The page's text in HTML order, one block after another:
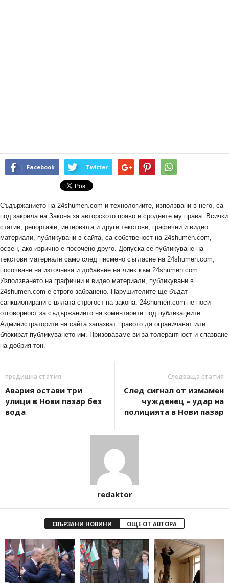
Facebook Twitter
Съдържанието на 24shumen.com и технологиите, използвани в него, са
под закрила на Закона за авторското право и сродните му права. Всички
статии, репортажи, интервюта и други текстови, графични и видео
материали, публикувани в сайта, са собственост на 24shumen.com,
освен, ако изрично е посочено друго. Допуска се публикуване на
текстови материали само след писмено съгласие на 24shumen.com,
посочване на източника и добавяне на линк към 24shumen.com.
Използването на графични и видео материали, публикувани в
24shumen.com е строго забранено. Нарушителите ще бъдат
санкционирани с цялата строгост на закона. 24shumen.com не носи
отговорност за съдържанието на коментарите под публикациите.
Администраторите на сайта запазват правото да ограничават или
блокират публикуването им. Призоваваме ви за толерантност и спазване
на добрия тон.
предишна статия
Авария остави три
улици в Нови пазар без
вода
Следваща статия
След сигнал от измамен
чужденец – удар на
полицията в Нови пазар
redaktor
СВЪРЗАНИ НОВИНИ ОЩЕ ОТ АВТОРА